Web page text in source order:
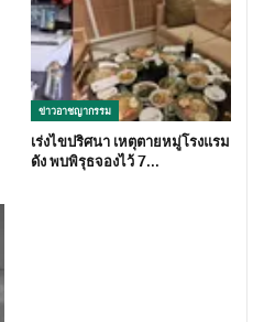
ข่าวอาชญากรรม
เร่งไขปริศนา เหตุตายหมู่โรงแรม
ดัง พบพิรุธจองไว้ 7…